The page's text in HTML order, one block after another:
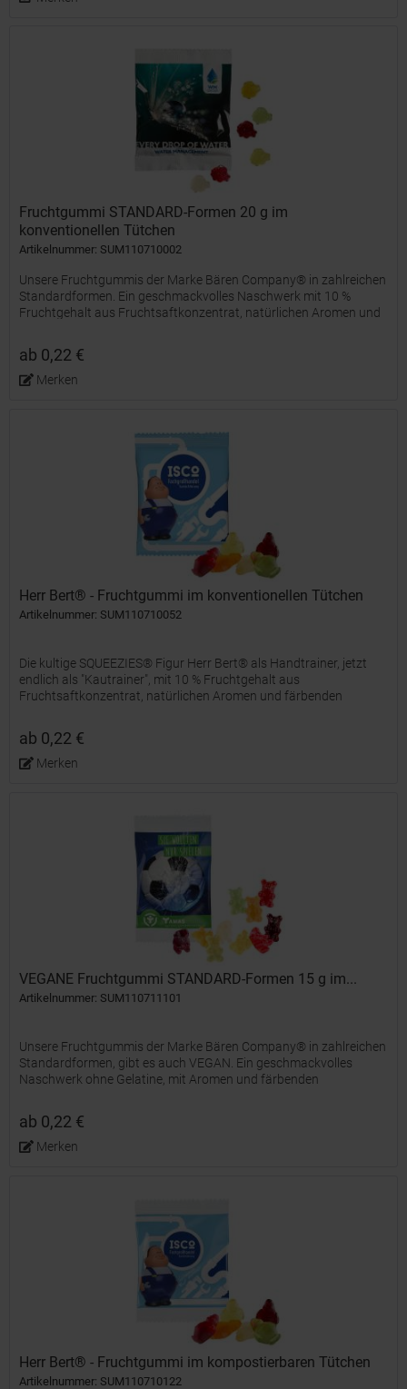
Fruchtgummi STANDARD-Formen 20 g im
konventionellen Tütchen
Artikelnummer: SUM110710002
Unsere Fruchtgummis der Marke Bären Company® in zahlreichen
Standardformen. Ein geschmackvolles Naschwerk mit 10 %
Fruchtgehalt aus Fruchtsaftkonzentrat, natürlichen Aromen und
ab 0,22 €
Merken
Herr Bert® - Fruchtgummi im konventionellen Tütchen
Artikelnummer: SUM110710052
Die kultige SQUEEZIES® Figur Herr Bert® als Handtrainer, jetzt
endlich als "Kautrainer", mit 10 % Fruchtgehalt aus
Fruchtsaftkonzentrat, natürlichen Aromen und färbenden
gemischt,...
ab 0,22 €
Merken
VEGANE Fruchtgummi STANDARD-Formen 15 g im...
Artikelnummer: SUM110711101
Unsere Fruchtgummis der Marke Bären Company® in zahlreichen
Standardformen, gibt es auch VEGAN. Ein geschmackvolles
Naschwerk ohne Gelatine, mit Aromen und färbenden
gemischt und...
ab 0,22 €
Merken
Herr Bert® - Fruchtgummi im kompostierbaren Tütchen
Artikelnummer: SUM110710122